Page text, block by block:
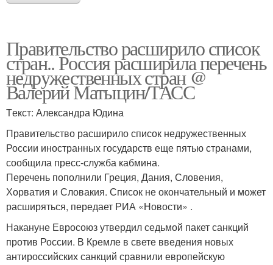
Правительство расширило список
стран.. Россия расширила перечень
недружественных стран @
Валерий Матыцин/ТАСС
Tекст: Александра Юдина
Правительство расширило список недружественных
России иностранных государств еще пятью странами,
сообщила пресс-служба кабмина.
Перечень пополнили Греция, Дания, Словения,
Хорватия и Словакия. Список не окончательный и может
расширяться, передает РИА «Новости» .
Накануне Евросоюз утвердил седьмой пакет санкций
против России. В Кремле в свете введения новых
антироссийских санкций сравнили европейскую